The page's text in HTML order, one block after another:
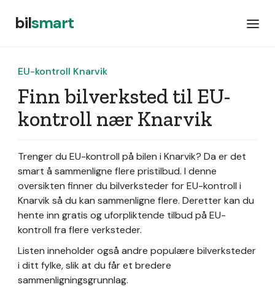
bilsmart
EU-kontroll Knarvik
Finn bilverksted til EU-
kontroll nær Knarvik
Trenger du EU-kontroll på bilen i Knarvik? Da er det
smart å sammenligne flere pristilbud. I denne
oversikten finner du bilverksteder for EU-kontroll i
Knarvik så du kan sammenligne flere. Deretter kan du
hente inn gratis og uforpliktende tilbud på EU-
kontroll fra flere verksteder.
Listen inneholder også andre populære bilverksteder
i ditt fylke, slik at du får et bredere
sammenligningsgrunnlag.